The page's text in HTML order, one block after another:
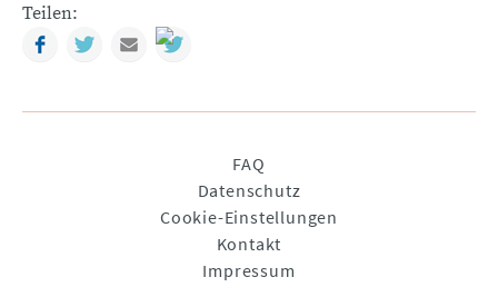
Teilen:
FacebookTwitterMail
FAQ
Datenschutz
Cookie-Einstellungen
Kontakt
Impressum